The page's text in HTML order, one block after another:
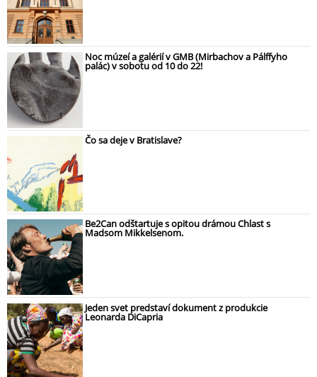
Noc múzeí a galérií v GMB (Mirbachov a Pálffyho
palác) v sobotu od 10 do 22!
Čo sa deje v Bratislave?
Be2Can odštartuje s opitou drámou Chlast s
Madsom Mikkelsenom.
Jeden svet predstaví dokument z produkcie
Leonarda DiCapria